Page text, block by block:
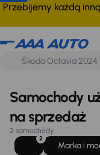
Przebijemy każdą
Chevrolet Captiva
Samochody
na sprzedaż
2 samochody
2
Marka i